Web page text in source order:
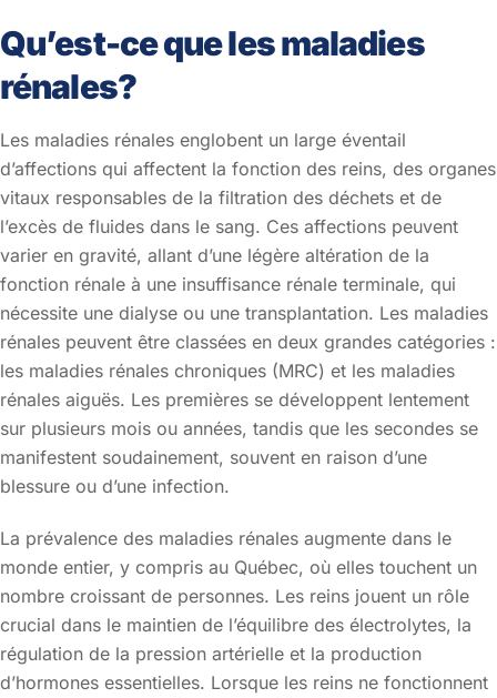
Qu’est-ce que les maladies
rénales?
Les maladies rénales englobent un large éventail
d’affections qui affectent la fonction des reins, des organes
vitaux responsables de la filtration des déchets et de
l’excès de fluides dans le sang. Ces affections peuvent
varier en gravité, allant d’une légère altération de la
fonction rénale à une insuffisance rénale terminale, qui
nécessite une dialyse ou une transplantation. Les maladies
rénales peuvent être classées en deux grandes catégories :
les maladies rénales chroniques (MRC) et les maladies
rénales aiguës. Les premières se développent lentement
sur plusieurs mois ou années, tandis que les secondes se
manifestent soudainement, souvent en raison d’une
blessure ou d’une infection.
La prévalence des maladies rénales augmente dans le
monde entier, y compris au Québec, où elles touchent un
nombre croissant de personnes. Les reins jouent un rôle
crucial dans le maintien de l’équilibre des électrolytes, la
régulation de la pression artérielle et la production
d’hormones essentielles. Lorsque les reins ne fonctionnent